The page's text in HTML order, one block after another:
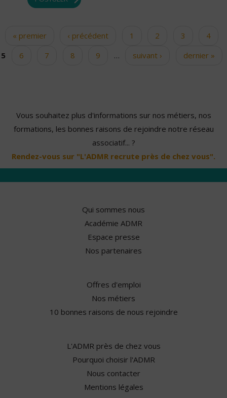
Pages
« premier ‹ précédent 1 2 3
4
5
6 7 8 9 … suivant › dernier »
Vous souhaitez plus d'informations sur nos métiers, nos
formations, les bonnes raisons de rejoindre notre réseau
associatif... ?
Rendez-vous sur "L'ADMR recrute près de chez vous".
Qui sommes nous
Académie ADMR
Espace presse
Nos partenaires
Offres d'emploi
Nos métiers
10 bonnes raisons de nous rejoindre
L'ADMR près de chez vous
Pourquoi choisir l'ADMR
Nous contacter
Mentions légales